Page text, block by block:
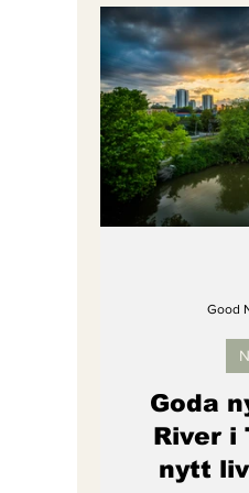
Bättre värld
fredligare
Endast för
Goda
River i
nytt
Good